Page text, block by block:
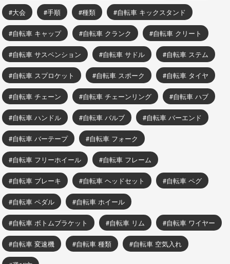
大会 手順 種類 自転車 キックスタンド
自転車 キャップ 自転車 クランク 自転車 クリート
自転車 サスペンション 自転車 サドル 自転車 ステム
自転車 スプロケット 自転車 スポーク 自転車 タイヤ
自転車 チェーン 自転車 チェーンリング 自転車 ハブ
自転車 ハンドル 自転車 バルブ 自転車 バーエンド
自転車 バーテープ 自転車 フォーク
自転車 フリーホイール 自転車 フレーム
自転車 ブレーキ 自転車 ヘッドセット 自転車 ペグ
自転車 ペダル 自転車 ホイール
自転車 ボトムブラケット 自転車 リム 自転車 ワイヤー
自転車 変速機 自転車 種類 自転車 空気入れ